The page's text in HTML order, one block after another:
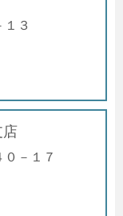
３
店
－１７